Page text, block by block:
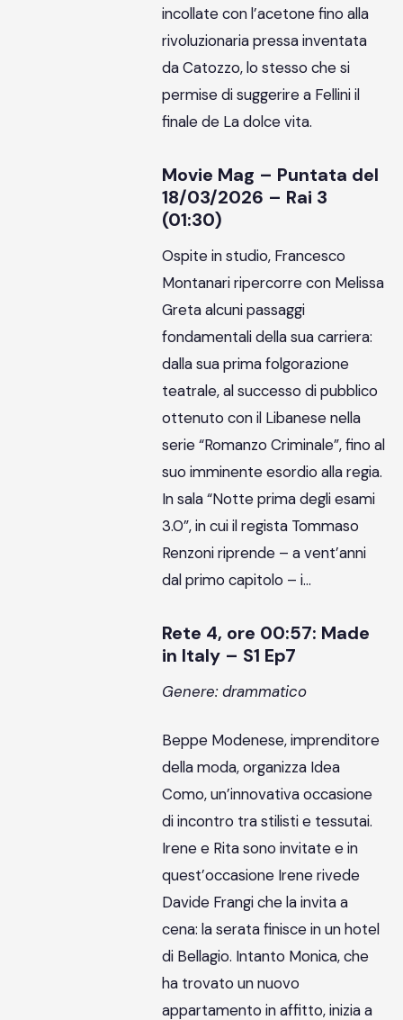
incollate con l’acetone fino alla
rivoluzionaria pressa inventata
da Catozzo, lo stesso che si
permise di suggerire a Fellini il
finale de La dolce vita.
Movie Mag – Puntata del
18/03/2026 – Rai 3
(01:30)
Ospite in studio, Francesco
Montanari ripercorre con Melissa
Greta alcuni passaggi
fondamentali della sua carriera:
dalla sua prima folgorazione
teatrale, al successo di pubblico
ottenuto con il Libanese nella
serie “Romanzo Criminale”, fino al
suo imminente esordio alla regia.
In sala “Notte prima degli esami
3.0”, in cui il regista Tommaso
Renzoni riprende – a vent’anni
dal primo capitolo – i…
Rete 4, ore 00:57: Made
in Italy – S1 Ep7
Genere: drammatico
Beppe Modenese, imprenditore
della moda, organizza Idea
Como, un’innovativa occasione
di incontro tra stilisti e tessutai.
Irene e Rita sono invitate e in
quest’occasione Irene rivede
Davide Frangi che la invita a
cena: la serata finisce in un hotel
di Bellagio. Intanto Monica, che
ha trovato un nuovo
appartamento in affitto, inizia a